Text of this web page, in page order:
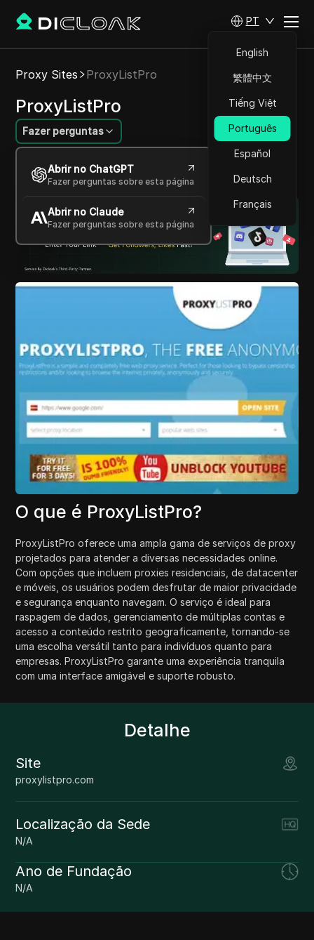
PT
English
繁體中文
Tiếng Việt
Português
Español
Deutsch
Français
Proxy Sites ProxyListPro
ProxyListPro
Fazer perguntas
Abrir no ChatGPT
Fazer perguntas sobre esta página
Abrir no Claude
Fazer perguntas sobre esta página
Desbloqueie a web com proxies rápidos e
confiáveis.
O que é ProxyListPro?
ProxyListPro oferece uma ampla gama de serviços de proxy
projetados para atender a diversas necessidades online.
Com opções que incluem proxies residenciais, de datacenter
e móveis, os usuários podem desfrutar de maior privacidade
e segurança enquanto navegam. O serviço é ideal para
raspagem de dados, gerenciamento de múltiplas contas e
acesso a conteúdo restrito geograficamente, tornando-se
uma escolha versátil tanto para indivíduos quanto para
empresas. ProxyListPro garante uma experiência tranquila
com uma interface amigável e suporte robusto.
Detalhe
Site
proxylistpro.com
Localização da Sede
N/A
Ano de Fundação
N/A